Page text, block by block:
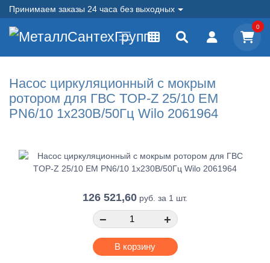
Принимаем заказы 24 часа без выходных
0
Насос циркуляционный с мокрым
ротором для ГВС TOP-Z 25/10 EM
PN6/10 1х230В/50Гц Wilo 2061964
126 521,60 руб. за 1 шт.
− +
В корзину